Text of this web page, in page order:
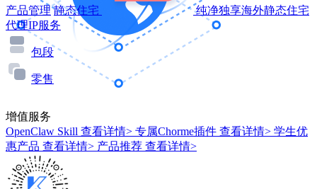
产品管理 静态住宅
纯净独享海外静态住宅
代理IP服务
包段
零售
增值服务
OpenClaw Skill 查看详情> 专属Chorme插件 查看详情> 学生优
惠产品 查看详情> 产品推荐 查看详情>